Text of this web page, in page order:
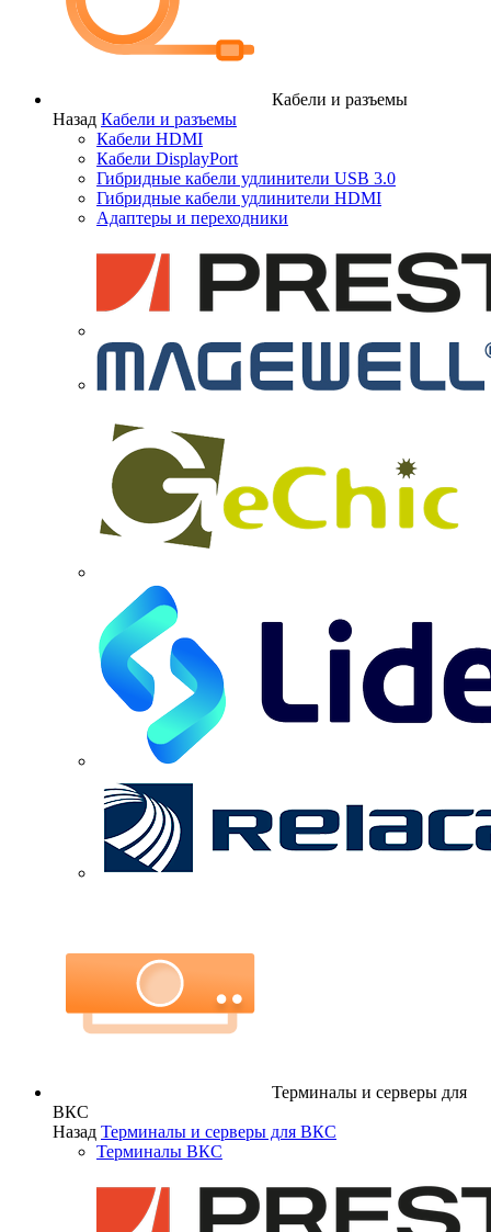
Кабели и разъемы
Назад Кабели и разъемы
Кабели HDMI
Кабели DisplayPort
Гибридные кабели удлинители USB 3.0
Гибридные кабели удлинители HDMI
Адаптеры и переходники
Терминалы и серверы для
ВКС
Назад Терминалы и серверы для ВКС
Терминалы ВКС